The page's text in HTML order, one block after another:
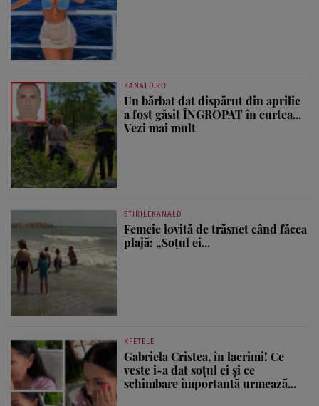
KANALD.RO
Un bărbat dat dispărut din aprilie
a fost găsit ÎNGROPAT în curtea...
Vezi mai mult
STIRILEKANALD
Femeie lovită de trăsnet când făcea
plajă: „Soțul ei...
KFETELE
Gabriela Cristea, în lacrimi! Ce
veste i-a dat soțul ei și ce
schimbare importantă urmează...